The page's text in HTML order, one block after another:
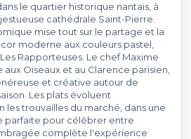
le quartier historique nantais, à
cathédrale Saint-Pierre.
mise tout sur le partage et la
moderne aux couleurs pastel,
Rapporteuses. Le chef Maxime
aux Oiseaux et au Clarence parisien,
et créative autour de
Les plats évoluent
trouvailles du marché, dans une
parfaite pour célébrer entre
complète l'expérience